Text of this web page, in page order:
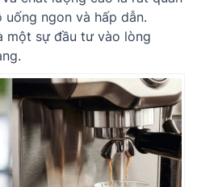
ngon và hấp dẫn.
một sự đầu tư vào lòng